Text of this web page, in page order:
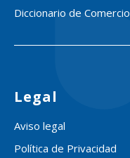
Diccionario de Comercio
Legal
Aviso legal
Política de Privacidad